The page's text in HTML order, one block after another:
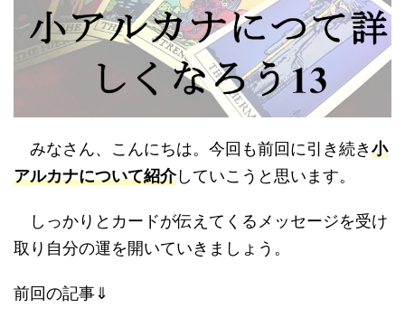
みなさん、こんにちは。今回も前回に引き続き小
アルカナについて紹介していこうと思います。
しっかりとカードが伝えてくるメッセージを受け
取り自分の運を開いていきましょう。
前回の記事⇓